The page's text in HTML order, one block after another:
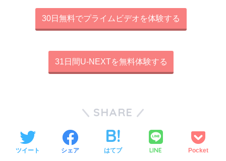
30日無料でプライムビデオを体験する
31日間U-NEXTを無料体験する
SHARE
ツイート シェア はてブ LINE Pocket